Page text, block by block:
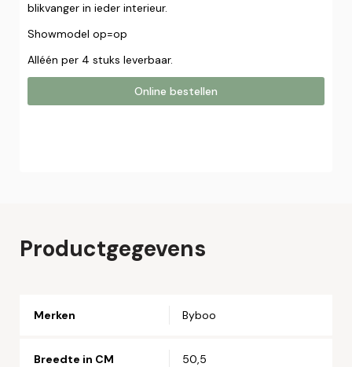
blikvanger in ieder interieur.
Showmodel op=op
Alléén per 4 stuks leverbaar.
Online bestellen
Productgegevens
Merken Byboo
Breedte in CM 50,5